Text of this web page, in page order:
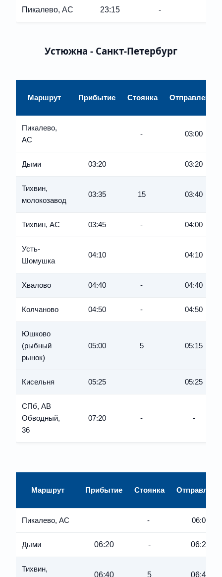
Пикалево, АС 23:15 -
Устюжна - Санкт-Петербург
Маршрут Прибытие Стоянка Отправление
Пикалево,
АС
- 03:00
Дыми 03:20 03:20
Тихвин,
молокозавод
03:35 15 03:40
Тихвин, АC 03:45 - 04:00
Усть-
Шомушка
04:10 04:10
Хвалово 04:40 - 04:40
Колчаново 04:50 - 04:50
Юшково
(рыбный
рынок)
05:00 5 05:15
Кисельня 05:25 05:25
СПб, АВ
Обводный,
36
07:20 - -
Маршрут Прибытие Стоянка
Пикалево, АС - 06:00
Дыми 06:20 - 06:20
Тихвин,
06:40 5 06:45